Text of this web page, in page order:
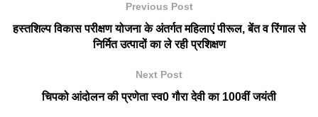
Previous Post
हस्तशिल्प विकास परीक्षण योजना के अंतर्गत महिलाएं पीरूल, बेंत व रिंगाल से
निर्मित उत्पादों का ले रही प्रशिक्षण
Next Post
चिपको आंदोलन की प्रणेता स्व0 गौरा देवी का 100वीं जयंती